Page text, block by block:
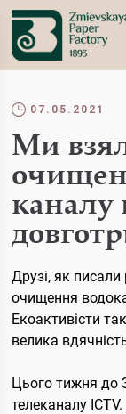
07.05.2021
Ми
каналу
Друзі, як
очищення
Екоактивісти
велика
Цього тижня до
телеканалу